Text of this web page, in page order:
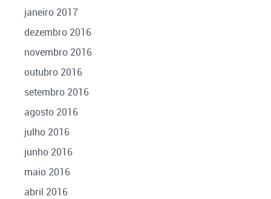
janeiro 2017
dezembro 2016
novembro 2016
outubro 2016
setembro 2016
agosto 2016
julho 2016
junho 2016
maio 2016
abril 2016